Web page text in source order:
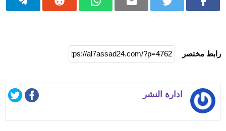
رابط مختصر
ادارة النشر